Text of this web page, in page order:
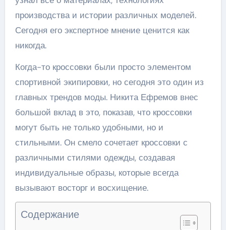
производства и истории различных моделей.
Сегодня его экспертное мнение ценится как
никогда.
Когда-то кроссовки были просто элементом
спортивной экипировки, но сегодня это один из
главных трендов моды. Никита Ефремов внес
большой вклад в это, показав, что кроссовки
могут быть не только удобными, но и
стильными. Он смело сочетает кроссовки с
различными стилями одежды, создавая
индивидуальные образы, которые всегда
вызывают восторг и восхищение.
Содержание